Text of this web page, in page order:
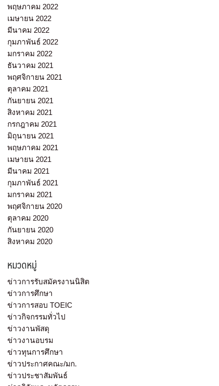
พฤษภาคม 2022
เมษายน 2022
มีนาคม 2022
กุมภาพันธ์ 2022
มกราคม 2022
ธันวาคม 2021
พฤศจิกายน 2021
ตุลาคม 2021
กันยายน 2021
สิงหาคม 2021
กรกฎาคม 2021
มิถุนายน 2021
พฤษภาคม 2021
เมษายน 2021
มีนาคม 2021
กุมภาพันธ์ 2021
มกราคม 2021
พฤศจิกายน 2020
ตุลาคม 2020
กันยายน 2020
สิงหาคม 2020
หมวดหมู่
ข่าวการรับสมัครงานนิสิต
ข่าวการศึกษา
ข่าวการสอบ TOEIC
ข่าวกิจกรรมทั่วไป
ข่าวงานพัสดุ
ข่าวงานอบรม
ข่าวทุนการศึกษา
ข่าวประกาศคณะ/มก.
ข่าวประชาสัมพันธ์